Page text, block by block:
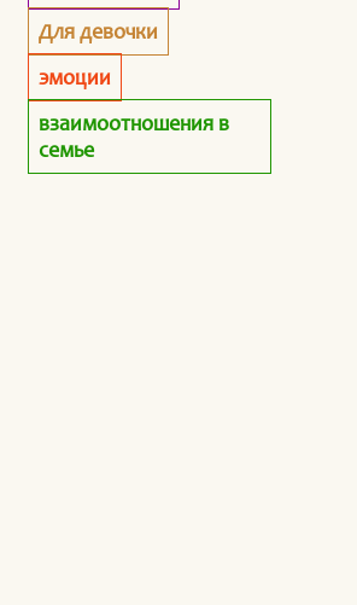
Для девочки
эмоции
взаимоотношения в
семье